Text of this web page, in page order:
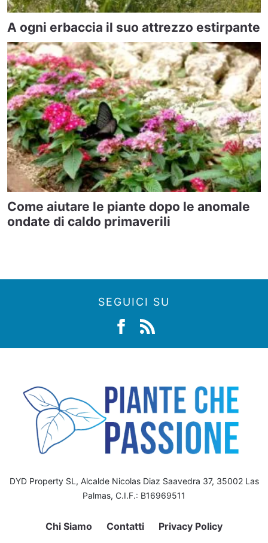
A ogni erbaccia il suo attrezzo estirpante
Come aiutare le piante dopo le anomale
ondate di caldo primaverili
SEGUICI SU
DYD Property SL, Alcalde Nicolas Diaz Saavedra 37, 35002 Las
Palmas, C.I.F.: B16969511
Chi Siamo Contatti Privacy Policy